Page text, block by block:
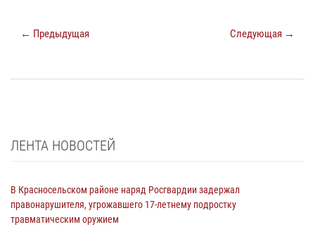
← Предыдущая Следующая →
ЛЕНТА НОВОСТЕЙ
В Красносельском районе наряд Росгвардии задержал
правонарушителя, угрожавшего 17-летнему подростку
травматическим оружием